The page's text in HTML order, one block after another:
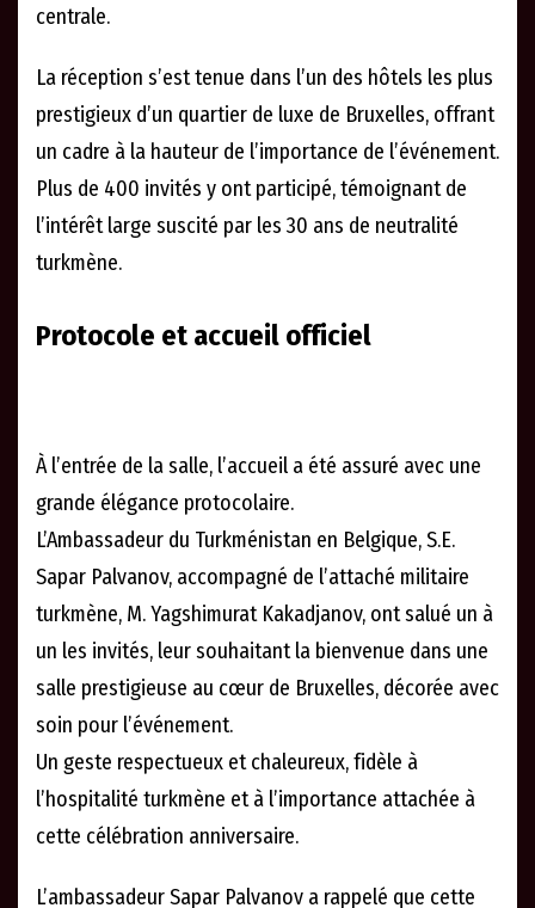
centrale.
La réception s’est tenue dans l’un des hôtels les plus
prestigieux d’un quartier de luxe de Bruxelles, offrant
un cadre à la hauteur de l’importance de l’événement.
Plus de 400 invités y ont participé, témoignant de
l’intérêt large suscité par les 30 ans de neutralité
turkmène.
Protocole et accueil officiel
À l’entrée de la salle, l’accueil a été assuré avec une
grande élégance protocolaire.
L’Ambassadeur du Turkménistan en Belgique, S.E.
Sapar Palvanov, accompagné de l’attaché militaire
turkmène, M. Yagshimurat Kakadjanov, ont salué un à
un les invités, leur souhaitant la bienvenue dans une
salle prestigieuse au cœur de Bruxelles, décorée avec
soin pour l’événement.
Un geste respectueux et chaleureux, fidèle à
l’hospitalité turkmène et à l’importance attachée à
cette célébration anniversaire.
L’ambassadeur Sapar Palvanov a rappelé que cette